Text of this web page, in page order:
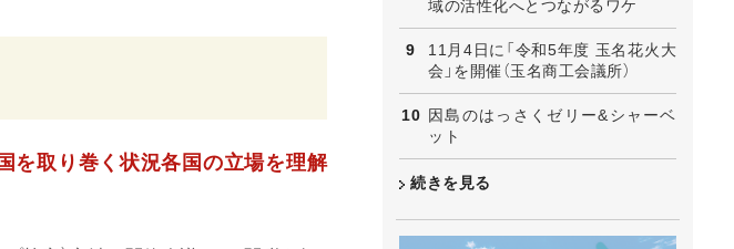
を取り巻く状況各国の立場を理解
域の活性化へとつながるワケ
11月4日に「令和5年度 玉名花火大
会」を開催（玉名商工会議所）
因島のはっさくゼリー&シャーベ
ット
続きを見る